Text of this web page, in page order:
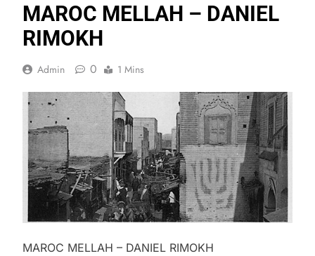
MAROC MELLAH – DANIEL
RIMOKH
Admin 0 1 Mins
MAROC MELLAH – DANIEL RIMOKH